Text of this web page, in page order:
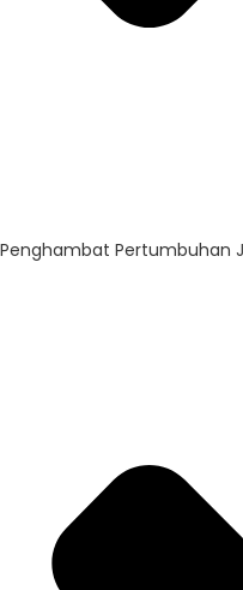
Penghambat Pertumbuhan